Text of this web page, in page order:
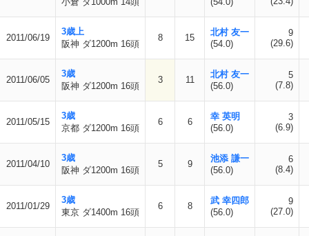
2011/06/19
3歳上
阪神 ダ1200m 16頭
8 15
北村 友一
(54.0)
9
(29.6)
2011/06/05
3歳
阪神 ダ1200m 16頭
3 11
北村 友一
(56.0)
5
(7.8)
2011/05/15
3歳
京都 ダ1200m 16頭
6 6
幸 英明
(56.0)
3
(6.9)
2011/04/10
3歳
阪神 ダ1200m 16頭
5 9
池添 謙一
(56.0)
6
(8.4)
2011/01/29
3歳
東京 ダ1400m 16頭
6 8
武 幸四郎
(56.0)
9
(27.0)